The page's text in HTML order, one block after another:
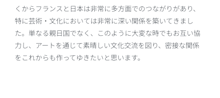
くからフランスと日本は非常に多方面でのつながりがあり、
特に芸術・文化においては非常に深い関係を築いてきまし
た。単なる親日国でなく、このように大変な時でもお互い協
力し、アートを通じて素晴しい文化交流を図り、密接な関係
をこれからも作ってゆきたいと思います。